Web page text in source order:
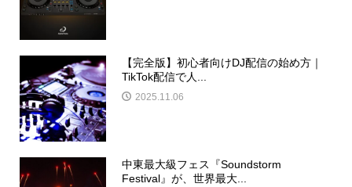
【完全版】初心者向けDJ配信の始め方｜
TikTok配信で人...
2025.11.06
中東最大級フェス『Soundstorm
Festival』が、世界最大...